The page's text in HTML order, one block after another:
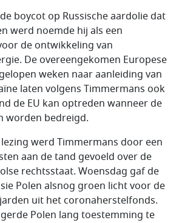
boycot op Russische aardolie dat
werd noemde hij als een
de ontwikkeling van
De overeengekomen Europese
weken naar aanleiding van
laten volgens Timmermans ook
de EU kan optreden wanneer de
worden bedreigd.
werd Timmermans door een
aan de tand gevoeld over de
rechtsstaat. Woensdag gaf de
Polen alsnog groen licht voor de
uit het coronaherstelfonds.
Polen lang toestemming te